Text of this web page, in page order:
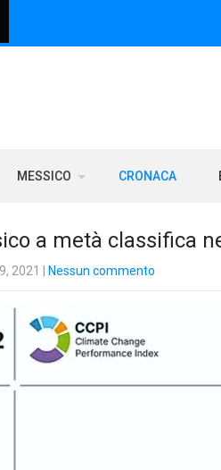
MESSICO CRONACA
a metà classifica
2021 Nessun commento